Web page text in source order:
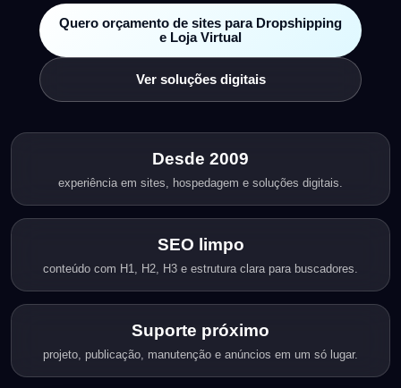
Quero orçamento de sites para Dropshipping
e Loja Virtual
Ver soluções digitais
Desde 2009
experiência em sites, hospedagem e soluções digitais.
SEO limpo
conteúdo com H1, H2, H3 e estrutura clara para buscadores.
Suporte próximo
projeto, publicação, manutenção e anúncios em um só lugar.